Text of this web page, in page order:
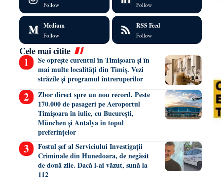
Follow Follow
Medium
Follow
RSS Feed
Follow
Cele mai citite
Se oprește curentul în Timișoara și în
mai multe localități din Timiș. Vezi
străzile și programul întreruperilor
Zbor direct spre un nou record. Peste
170.000 de pasageri pe Aeroportul
Timișoara în iulie, cu București,
München și Antalya în topul
preferințelor
Fostul șef al Serviciului Investigații
Criminale din Hunedoara, de negăsit
de două zile. Dacă l-ai văzut, sună la
112